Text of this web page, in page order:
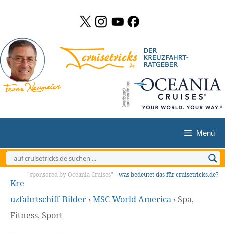
springen
Menü
"sponsored by Oceania Cruises" - was bedeutet das für cruisetricks.de?
Kre
uzfahrtschiff-Bilder ›MSC World America ›Spa,
Fitness, Sport